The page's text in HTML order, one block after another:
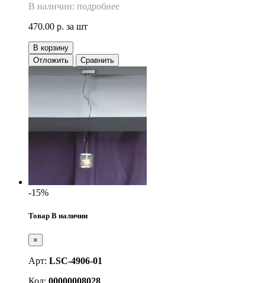
В наличии: подробнее
470.00 р. за шт
В корзину
Отложить
Сравнить
-15%
Товар В наличии
×
Арт: LSC-4906-01